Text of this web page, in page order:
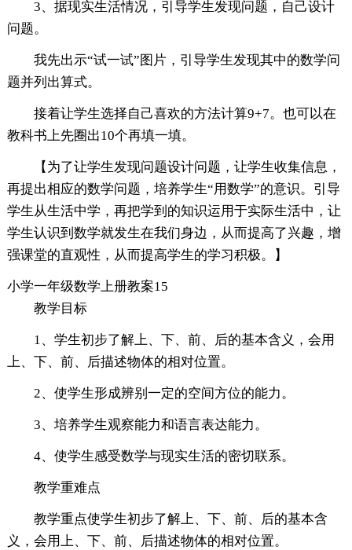
3、据现实生活情况，引导学生发现问题，自己设计
问题。
我先出示“试一试”图片，引导学生发现其中的数学问
题并列出算式。
接着让学生选择自己喜欢的方法计算9+7。也可以在
教科书上先圈出10个再填一填。
【为了让学生发现问题设计问题，让学生收集信息，
再提出相应的数学问题，培养学生“用数学”的意识。引导
学生从生活中学，再把学到的知识运用于实际生活中，让
学生认识到数学就发生在我们身边，从而提高了兴趣，增
强课堂的直观性，从而提高学生的学习积极。】
小学一年级数学上册教案15
教学目标
1、学生初步了解上、下、前、后的基本含义，会用
上、下、前、后描述物体的相对位置。
2、使学生形成辨别一定的空间方位的能力。
3、培养学生观察能力和语言表达能力。
4、使学生感受数学与现实生活的密切联系。
教学重难点
教学重点使学生初步了解上、下、前、后的基本含
义，会用上、下、前、后描述物体的相对位置。